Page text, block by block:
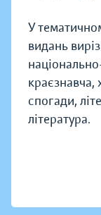
У
видань
краєзнавча,
спогади,
література.